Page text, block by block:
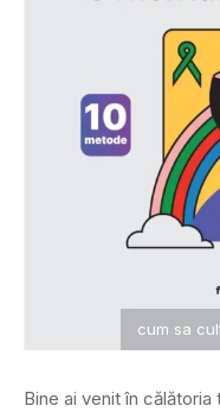
cum sa
Bine ai venit în